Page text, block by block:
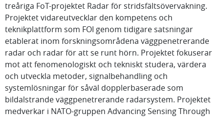
treåriga FoT-projektet Radar för stridsfältsövervakning.
Projektet vidareutvecklar den kompetens och
teknikplattform som FOI genom tidigare satsningar
etablerat inom forskningsområdena väggpenetrerande
radar och radar för att se runt hörn. Projektet fokuserar
mot att fenomenologiskt och tekniskt studera, värdera
och utveckla metoder, signalbehandling och
systemlösningar för såväl dopplerbaserade som
bildalstrande väggpenetrerande radarsystem. Projektet
medverkar i NATO-gruppen Advancing Sensing Through